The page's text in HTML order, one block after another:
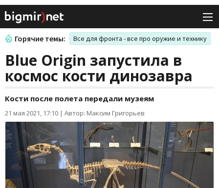
Горячие темы: Все для фронта - все про оружие и технику
Blue Origin запустила в
космос кости динозавра
Кости после полета передали музеям
21 мая 2021, 17:10 | Автор: Максим Григорьев